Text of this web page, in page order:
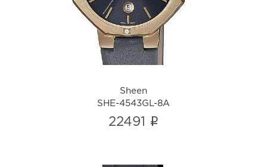
i
Sheen
SHE-4543GL-8A
22491 i